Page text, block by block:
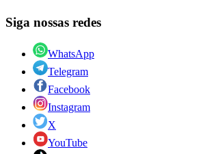
Siga nossas redes
WhatsApp
Telegram
Facebook
Instagram
X
YouTube